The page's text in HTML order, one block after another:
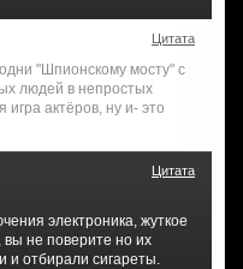
Цитата
"Шпионскому мосту" с
людей в непростых
игра актёров, ну и- это
Цитата
электроника, жуткое
не поверите но их
и отбирали сигареты.